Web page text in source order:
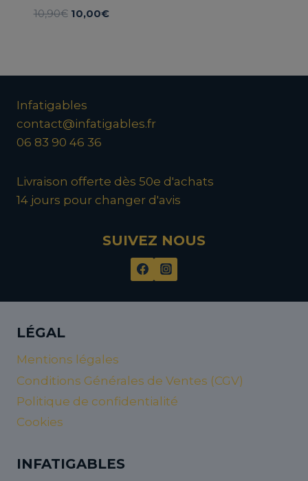
10,90€ Le
10,90€.
10,00€Le
10,00€.
Infatigables
contact@infatigables.fr
06 83 90 46 36
Livraison offerte dès 50e d'achats
14 jours pour changer d'avis
SUIVEZ NOUS
LÉGAL
Mentions légales
Conditions Générales de Ventes (CGV)
Politique de confidentialité
Cookies
INFATIGABLES